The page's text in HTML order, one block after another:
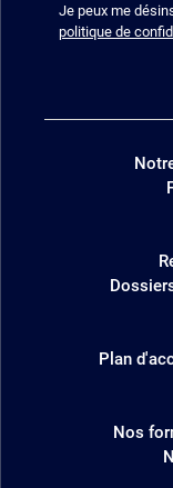
Je peux me
politique de
Plan
Nos